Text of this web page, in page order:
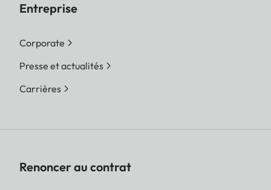
Entreprise
Corporate
Presse et actualités
Carrières
Renoncer au contrat